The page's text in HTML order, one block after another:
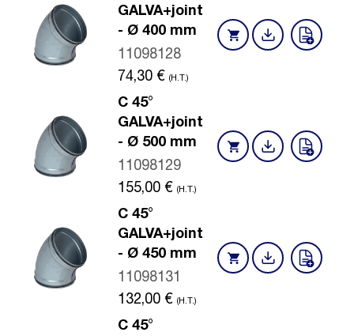
GALVA+joint
- Ø 400 mm
11098128
74,30 € (H.T.)
C 45°
GALVA+joint
- Ø 500 mm
11098129
155,00 € (H.T.)
C 45°
GALVA+joint
- Ø 450 mm
11098131
132,00 € (H.T.)
C 45°